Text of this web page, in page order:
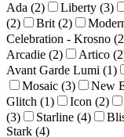
Ada (2) Liberty (3)
(2) Brit (2)
Celebration - Krosno (2
Arcadie (2) Artico (2
Avant Garde Lumi (1)
Mosaic (3) New
Glitch (1) Icon (2)
(3) Starline (4)
Stark (4)